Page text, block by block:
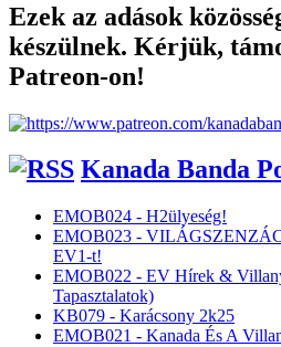
Ezek az adások
készülnek. Kérjük,
Patreon-on!
Kanada Banda
EMOB024 - H2ülyeség!
EMOB023 -
EV1-t!
EMOB022 - EV Hírek &
Tapasztalatok)
KB079 - Karácsony 2k25
EMOB021 - Kanada És A